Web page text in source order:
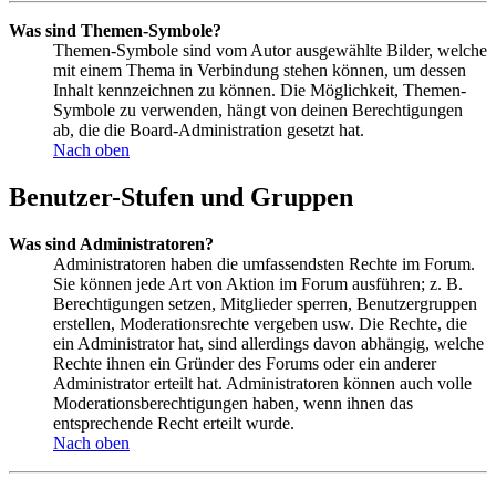
Was sind Themen-Symbole?
Themen-Symbole sind vom Autor ausgewählte Bilder, welche
mit einem Thema in Verbindung stehen können, um dessen
Inhalt kennzeichnen zu können. Die Möglichkeit, Themen-
Symbole zu verwenden, hängt von deinen Berechtigungen
ab, die die Board-Administration gesetzt hat.
Nach oben
Benutzer-Stufen und Gruppen
Was sind Administratoren?
Administratoren haben die umfassendsten Rechte im Forum.
Sie können jede Art von Aktion im Forum ausführen; z. B.
Berechtigungen setzen, Mitglieder sperren, Benutzergruppen
erstellen, Moderationsrechte vergeben usw. Die Rechte, die
ein Administrator hat, sind allerdings davon abhängig, welche
Rechte ihnen ein Gründer des Forums oder ein anderer
Administrator erteilt hat. Administratoren können auch volle
Moderationsberechtigungen haben, wenn ihnen das
entsprechende Recht erteilt wurde.
Nach oben